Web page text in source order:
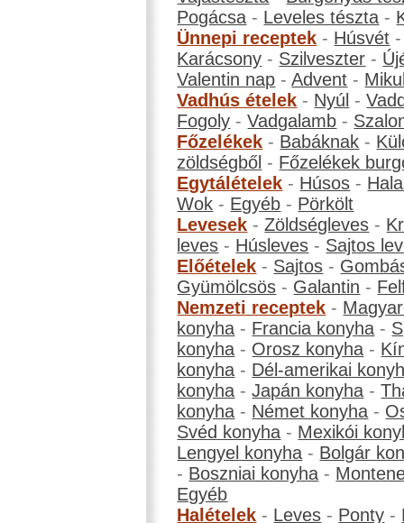
Pogácsa - Leveles tészta -
Ünnepi receptek - Húsvét
Karácsony - Szilveszter -
Valentin nap -Advent -
Vadhús ételek - Nyúl -
Fogoly -Vadgalamb -
Főzelékek - Babáknak -
zöldségből - Főzelékek
Egytálételek - Húsos -
Wok - Egyéb - Pörkölt
Levesek -Zöldségleves -
leves - Húsleves - Sajtos
Előételek - Sajtos -
Gyümölcsös - Galantin -
Nemzeti receptek -
konyha - Francia konyha -
konyha - Orosz konyha -
konyha - Dél-amerikai
konyha -Japán konyha -
konyha - Német konyha -
Svéd konyha - Mexikói
Lengyel konyha - Bolgár
- Boszniai konyha -
Egyéb
Halételek - Leves - Ponty -